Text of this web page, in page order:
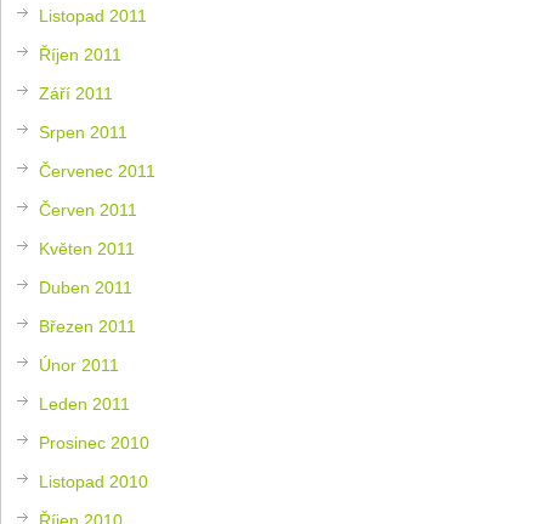
Listopad 2011
Říjen 2011
Září 2011
Srpen 2011
Červenec 2011
Červen 2011
Květen 2011
Duben 2011
Březen 2011
Únor 2011
Leden 2011
Prosinec 2010
Listopad 2010